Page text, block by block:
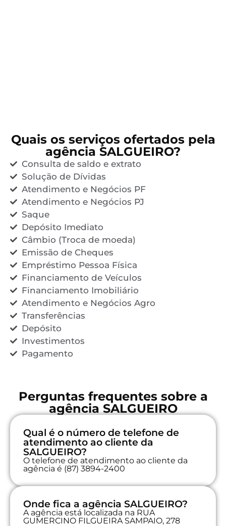
Quais os serviços ofertados pela
agência SALGUEIRO?
Consulta de saldo e extrato
Solução de Dívidas
Atendimento e Negócios PF
Atendimento e Negócios PJ
Saque
Depósito Imediato
Câmbio (Troca de moeda)
Emissão de Cheques
Empréstimo Pessoa Física
Financiamento de Veículos
Financiamento Imobiliário
Atendimento e Negócios Agro
Transferências
Depósito
Investimentos
Pagamento
Perguntas frequentes sobre a
agência SALGUEIRO
Qual é o número de telefone de
atendimento ao cliente da
SALGUEIRO?
O telefone de atendimento ao cliente da
agência é (87) 3894-2400
Onde fica a agência SALGUEIRO?
A agência está localizada na RUA
GUMERCINO FILGUEIRA SAMPAIO, 278